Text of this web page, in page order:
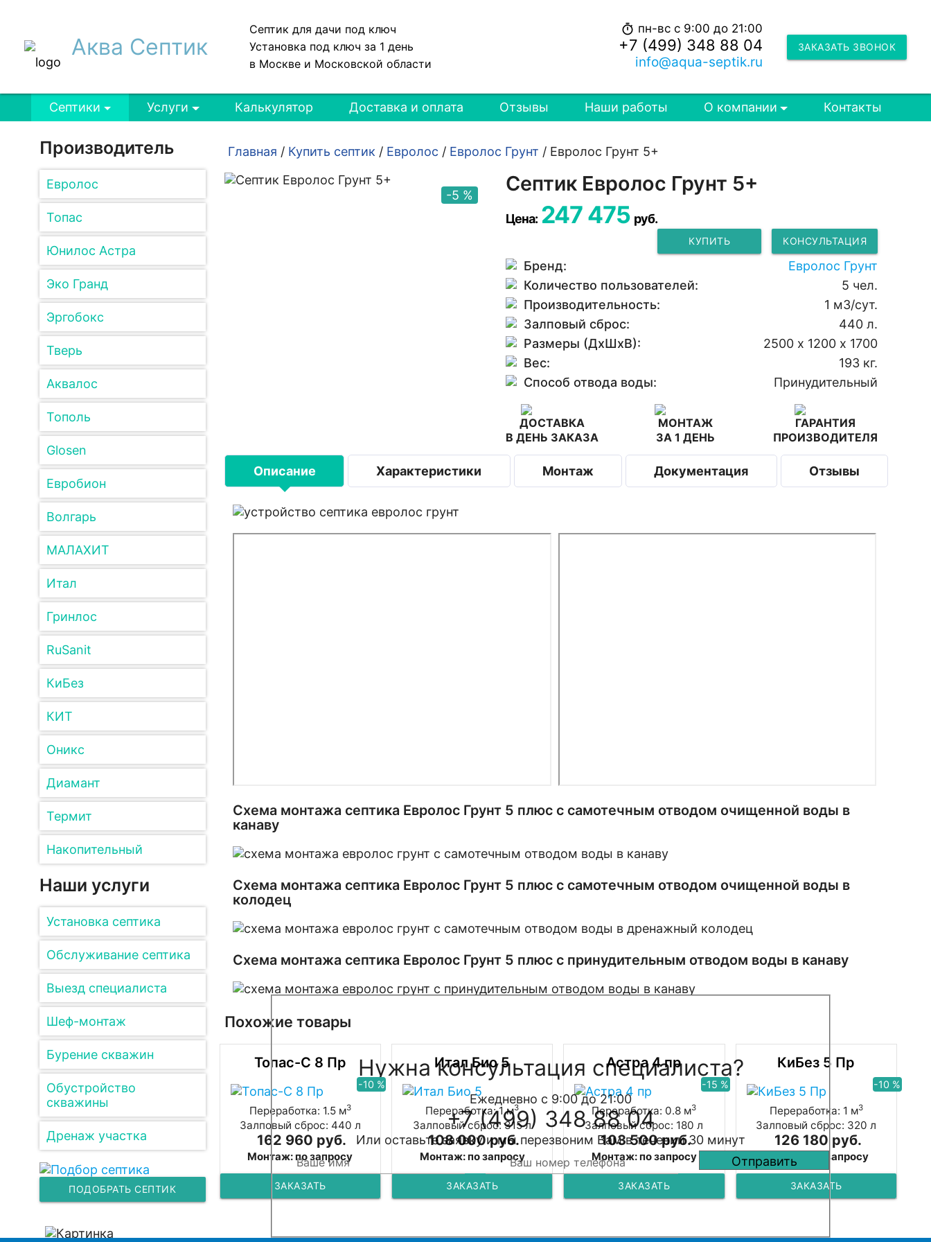
Аква Септик
Септик для дачи под ключ
Установка под ключ за 1 день
в Москве и Московской области
ЗАКАЗАТЬ ЗВОНОК
timer пн-вс с 9:00 до 21:00
+7 (499) 348 88 04
info@aqua-septik.ru
Септики Услуги Калькулятор Доставка и оплата Отзывы Наши работы О компании Контакты
Производитель
Евролос
Топас
Юнилос Астра
Эко Гранд
Эргобокс
Тверь
Аквалос
Тополь
Glosen
Евробион
Волгарь
МАЛАХИТ
Итал
Гринлос
RuSanit
КиБез
КИТ
Оникс
Диамант
Термит
Накопительный
Наши услуги
Установка септика
Обслуживание септика
Выезд специалиста
Шеф-монтаж
Бурение скважин
Обустройство
скважины
Дренаж участка
ПОДОБРАТЬ СЕПТИК
Главная / Купить септик / Евролос / Евролос Грунт / Евролос Грунт 5+
-5 % Септик Евролос Грунт 5+
Цена: 247 475 руб.
КУПИТЬ КОНСУЛЬТАЦИЯ
Бренд:
Евролос Грунт
Количество пользователей:
5 чел.
Производительность:
1 м3/сут.
Залповый сброс:
440 л.
Размеры (ДхШхВ):
2500 х 1200 х 1700
Вес:
193 кг.
Способ отвода воды:
Принудительный
ДОСТАВКА
В ДЕНЬ ЗАКАЗА
МОНТАЖ
ЗА 1 ДЕНЬ
ГАРАНТИЯ
ПРОИЗВОДИТЕЛЯ
Описание Характеристики Монтаж Документация Отзывы
Схема монтажа септика Евролос Грунт 5 плюс с самотечным отводом очищенной воды в
канаву
Схема монтажа септика Евролос Грунт 5 плюс с самотечным отводом очищенной воды в
колодец
Схема монтажа септика Евролос Грунт 5 плюс с принудительным отводом воды в канаву
Похожие товары
Топас-С 8 Пр
-10 %
Переработка: 1.5 м3
Залповый сброс: 440 л
162 960 руб.
Монтаж: по запросу
ЗАКАЗАТЬ
Итал Био 5
Переработка: 1 м3
Залповый сброс: 315 л
108 000 руб.
Монтаж: по запросу
ЗАКАЗАТЬ
Астра 4 пр
-15 %
Переработка: 0.8 м3
Залповый сброс: 180 л
103 500 руб.
Монтаж: по запросу
ЗАКАЗАТЬ
КиБез 5 Пр
-10 %
Переработка: 1 м3
Залповый сброс: 320 л
126 180 руб.
Монтаж: по запросу
ЗАКАЗАТЬ
Нужна консультация специалиста?
Ежедневно с 9:00 до 21:00
+7 (499) 348 88 04
Или оставьте заявку и мы перезвоним Вам в течении 30 минут